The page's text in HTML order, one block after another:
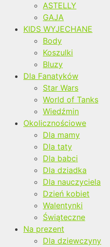
ASTELLY
GAJA
KIDS WYJECHANE
Body
Koszulki
Bluzy
Dla Fanatyków
Star Wars
World of Tanks
Wiedźmin
Okolicznościowe
Dla mamy
Dla taty
Dla babci
Dla dziadka
Dla nauczyciela
Dzień kobiet
Walentynki
Świąteczne
Na prezent
Dla dziewczyny